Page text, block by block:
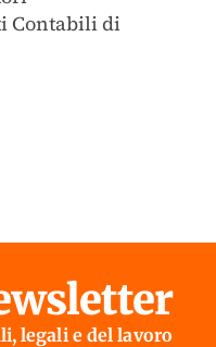
Contabili di
legali e del lavoro